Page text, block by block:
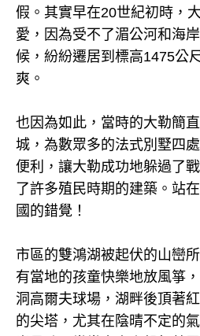
假。其實早在20世紀初時，
愛，因為受不了湄公河和海
候，紛紛遷居到標高1475公
爽。
也因為如此，當時的大勒簡
城，為數眾多的法式別墅四
便利，讓大勒成功地躲過了
了許多殖民時期的建築。站
國的錯覺！
市區的雙鴻湖被起伏的山巒
有當地的孩童快樂地放風箏
洞高爾夫球場，湖畔後頂著
的尖塔，尤其在陰晴不定的